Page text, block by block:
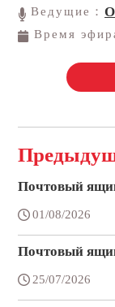
Ведущие：
Время
Почтовый
01/08/2026
Почтовый
25/07/2026